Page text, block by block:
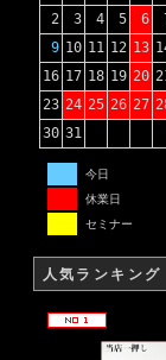
2
3 4 5 6
9 10 11 12 13
16 17 18 19 20
23 24 25 26 27
30 31
今日
休業日
セミナー
人気ランキング